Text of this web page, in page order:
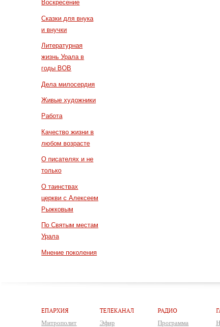
Воскресение
Сказки для внука
и внучки
Литературная
жизнь Урала в
годы ВОВ
Дела милосердия
Живые художники
Работа
Качество жизни в
любом возрасте
О писателях и не
только
О таинствах
церкви с Алексеем
Рыжковым
По Святым местам
Урала
Мнение поколения
ЕПАРХИЯ
Митрополит
ТЕЛЕКАНАЛ
Эфир
РАДИО
Программа